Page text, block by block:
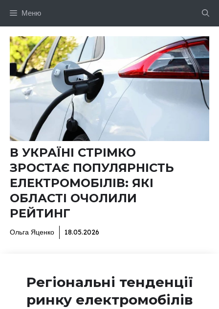
Меню
В УКРАЇНІ СТРІМКО
ЗРОСТАЄ ПОПУЛЯРНІСТЬ
ЕЛЕКТРОМОБІЛІВ: ЯКІ
ОБЛАСТІ ОЧОЛИЛИ
РЕЙТИНГ
Ольга Яценко 18.05.2026
Регіональні тенденції
ринку електромобілів